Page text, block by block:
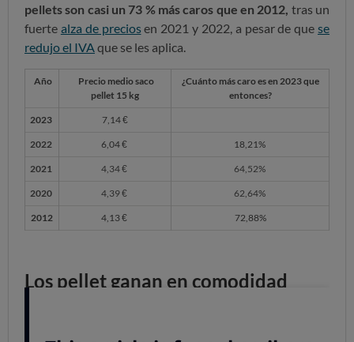
pelletsson casi un 73 % más caros que en 2012, tras un
fuerte alza de preciosen 2021 y 2022, a pesar de quese
redujo el IVA que se les aplica.
Año
Precio medio saco
pellet 15 kg
¿Cuánto más caro es en 2023 que
entonces?
2023 7,14 €
2022 6,04 € 18,21%
2021 4,34 € 64,52%
2020 4,39 € 62,64%
2012 4,13 € 72,88%
Los pellet ganan en comodidad